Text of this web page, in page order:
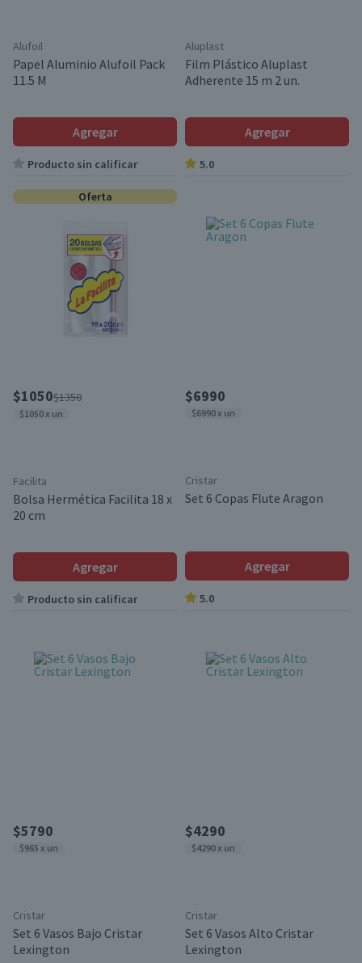
Alufoil
Papel Aluminio Alufoil Pack
11.5 M
Agregar
Producto sin calificar
Aluplast
Film Plástico Aluplast
Adherente 15 m 2 un.
Agregar
5.0
Oferta
$1050$1350
$1050 x un
Facilita
Bolsa Hermética Facilita 18 x
20 cm
Agregar
Producto sin calificar
$6990
$6990 x un
Cristar
Set 6 Copas Flute Aragon
Agregar
5.0
$5790
$965 x un
Cristar
Set 6 Vasos Bajo Cristar
Lexington
$4290
$4290 x un
Cristar
Set 6 Vasos Alto Cristar
Lexington